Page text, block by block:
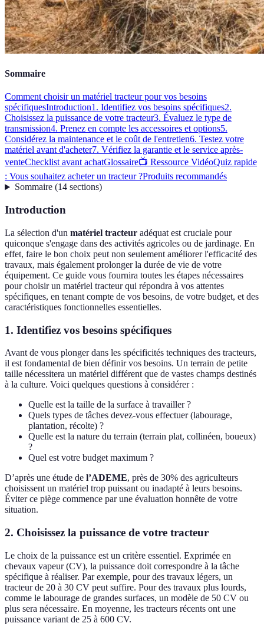
Sommaire
Comment choisir un matériel tracteur pour vos besoins
spécifiquesIntroduction1. Identifiez vos besoins spécifiques2.
Choisissez la puissance de votre tracteur3. Évaluez le type de
transmission4. Prenez en compte les accessoires et options5.
Considérez la maintenance et le coût de l'entretien6. Testez votre
matériel avant d'acheter7. Vérifiez la garantie et le service après-
venteChecklist avant achatGlossaire📺 Ressource VidéoQuiz rapide
: Vous souhaitez acheter un tracteur ?Produits recommandés
Sommaire(14 sections)
Introduction
La sélection d'un matériel tracteur adéquat est cruciale pour
quiconque s'engage dans des activités agricoles ou de jardinage. En
effet, faire le bon choix peut non seulement améliorer l'efficacité des
travaux, mais également prolonger la durée de vie de votre
équipement. Ce guide vous fournira toutes les étapes nécessaires
pour choisir un matériel tracteur qui répondra à vos attentes
spécifiques, en tenant compte de vos besoins, de votre budget, et des
caractéristiques fonctionnelles essentielles.
1. Identifiez vos besoins spécifiques
Avant de vous plonger dans les spécificités techniques des tracteurs,
il est fondamental de bien définir vos besoins. Un terrain de petite
taille nécessitera un matériel différent que de vastes champs destinés
à la culture. Voici quelques questions à considérer :
Quelle est la taille de la surface à travailler ?
Quels types de tâches devez-vous effectuer (labourage,
plantation, récolte) ?
Quelle est la nature du terrain (terrain plat, collinéen, boueux)
?
Quel est votre budget maximum ?
D’après une étude de l’ADEME, près de 30% des agriculteurs
choisissent un matériel trop puissant ou inadapté à leurs besoins.
Éviter ce piège commence par une évaluation honnête de votre
situation.
2. Choisissez la puissance de votre tracteur
Le choix de la puissance est un critère essentiel. Exprimée en
chevaux vapeur (CV), la puissance doit correspondre à la tâche
spécifique à réaliser. Par exemple, pour des travaux légers, un
tracteur de 20 à 30 CV peut suffire. Pour des travaux plus lourds,
comme le labourage de grandes surfaces, un modèle de 50 CV ou
plus sera nécessaire. En moyenne, les tracteurs récents ont une
puissance variant de 25 à 600 CV.